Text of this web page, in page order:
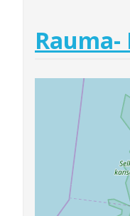
Rauma-